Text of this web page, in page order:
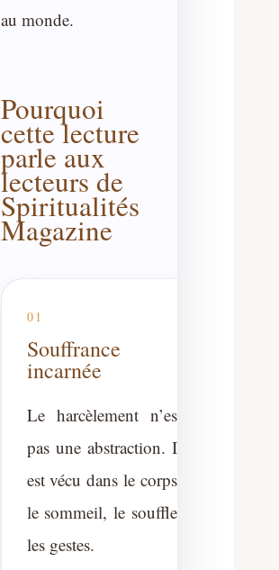
au monde.
Pourquoi
cette lecture
parle aux
lecteurs de
Spiritualités
Magazine
01
Souffrance
incarnée
Le harcèlement n’est
pas une abstraction. Il
est vécu dans le corps,
le sommeil, le souffle,
les gestes.